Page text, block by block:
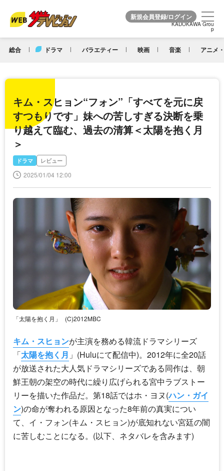
KADOKAWA Grou
p
総合 ドラマ バラエティー 映画 音楽 アニメ
KADOKAWA Grou
p
キム・スヒョン“フォン”「すべてを元に戻
すつもりです」妹への苦しすぎる決断を乗
り越えて臨む、過去の清算＜太陽を抱く月
＞
ドラマ レビュー
2025/01/04 12:00
「太陽を抱く月」 (C)2012MBC
キム・スヒョンが主演を務める韓流ドラマシリーズ
「太陽を抱く月 」(Huluにて配信中)。2012年に全20話
が放送された大人気ドラマシリーズである同作は、朝
鮮王朝の架空の時代に繰り広げられる宮中ラブストー
リーを描いた作品だ。第18話ではホ・ヨヌ(ハン・ガイ
ン)の命が奪われる原因となった8年前の真実につい
て、イ・フォン(キム・スヒョン)が底知れない宮廷の闇
に苦しむことになる。(以下、ネタバレを含みます)